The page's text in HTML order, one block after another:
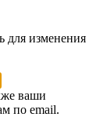
для изменения
ваши
по email.